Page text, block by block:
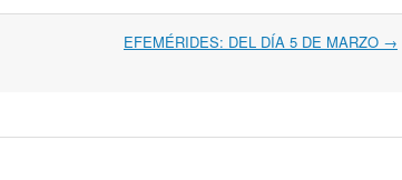
EFEMÉRIDES: DEL DÍA 5 DE MARZO →